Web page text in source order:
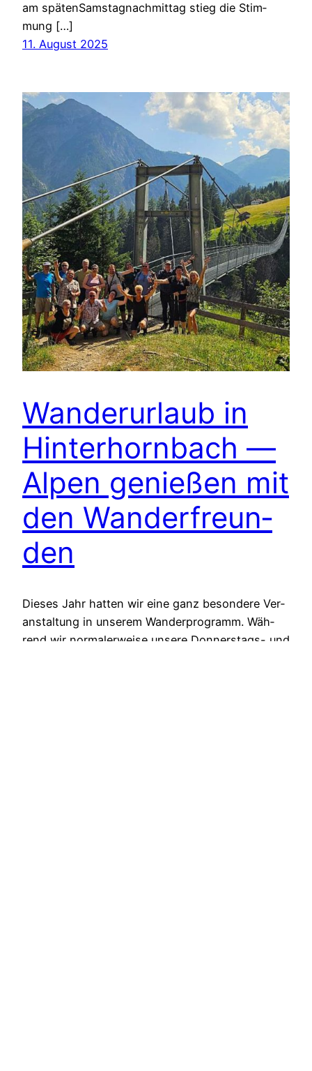
am spä­tenSams­tag­nach­mit­tag stieg die Stim­
mung […]
11. August 2025
Wan­der­ur­laub in
Hin­ter­horn­bach —
Alpen genie­ßen mit
den Wan­der­freun­
den
Die­ses Jahr hat­ten wir eine ganz beson­de­re Ver­
an­stal­tung in unse­rem Wan­der­pro­gramm. Wäh­
rend wir nor­ma­ler­wei­se unse­re Don­ners­tags- und